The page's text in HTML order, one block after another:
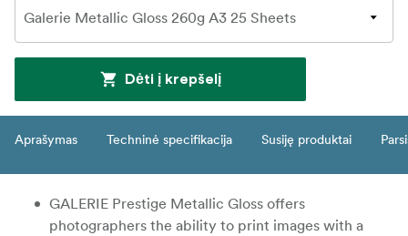
Dėti į krepšelį
Aprašymas Techninė specifikacija Susiję produktai
GALERIE Prestige Metallic Gloss offers
photographers the ability to print images with a